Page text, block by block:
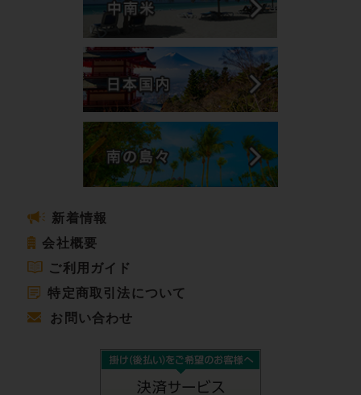
新着情報
会社概要
ご利用ガイド
特定商取引法について
お問い合わせ